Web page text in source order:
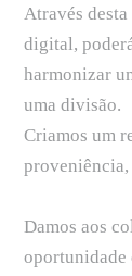
Através
digital,
harmonizar
uma divisão.
Criamos um
Damos aos
oportunidade